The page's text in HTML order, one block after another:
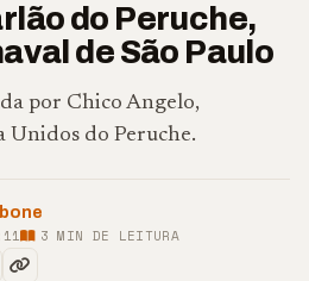
do Peruche,
de São Paulo
por Chico Angelo,
Unidos do Peruche.
3 MIN DE LEITURA